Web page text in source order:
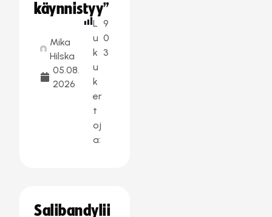
käynnistyy”
Mika
Hilska
05.08.
2026
L
u
k
u
k
er
t
oj
a:
9
0
3
Salibandylii